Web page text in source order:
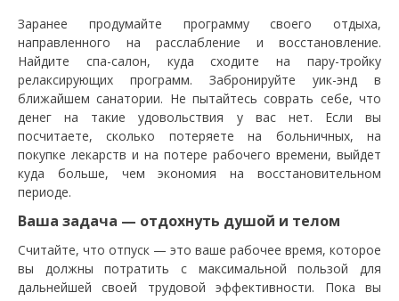
Заранее продумайте программу своего отдыха,
направленного на расслабление и восстановление.
Найдите спа-салон, куда сходите на пару-тройку
релаксирующих программ. Забронируйте уик-энд в
ближайшем санатории. Не пытайтесь соврать себе, что
денег на такие удовольствия у вас нет. Если вы
посчитаете, сколько потеряете на больничных, на
покупке лекарств и на потере рабочего времени, выйдет
куда больше, чем экономия на восстановительном
периоде.
Ваша задача — отдохнуть душой и телом
Считайте, что отпуск — это ваше рабочее время, которое
вы должны потратить с максимальной пользой для
дальнейшей своей трудовой эффективности. Пока вы